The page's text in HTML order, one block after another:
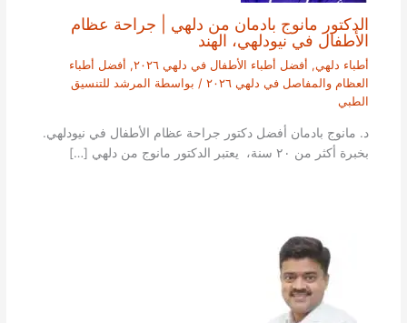
الدكتور مانوج بادمان من دلهي | جراحة عظام
الأطفال في نيودلهي، الهند
أطباء دلهي, أفضل أطباء الأطفال في دلهي ٢٠٢٦ , أفضل أطباء
العظام والمفاصل في دلهي ٢٠٢٦
/ بواسطة المرشد للتنسيق
الطبي
د. مانوج بادمان أفضل دكتور جراحة عظام الأطفال في نيودلهي.
بخبرة أكثر من ٢٠ سنة، يعتبر الدكتور مانوج من دلهي […]